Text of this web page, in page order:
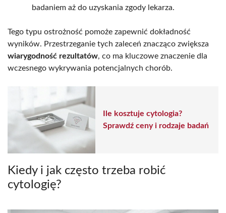
badaniem aż do uzyskania zgody lekarza.
Tego typu ostrożność pomoże zapewnić dokładność
wyników. Przestrzeganie tych zaleceń znacząco zwiększa
wiarygodność rezultatów, co ma kluczowe znaczenie dla
wczesnego wykrywania potencjalnych chorób.
Ile kosztuje cytologia?
Sprawdź ceny i rodzaje badań
Kiedy i jak często trzeba robić
cytologię?